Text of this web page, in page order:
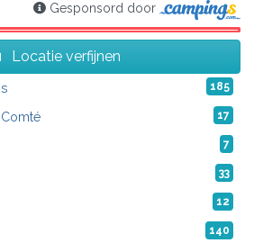
Gesponsord door
Locatie verfijnen
185
17
7
33
12
140